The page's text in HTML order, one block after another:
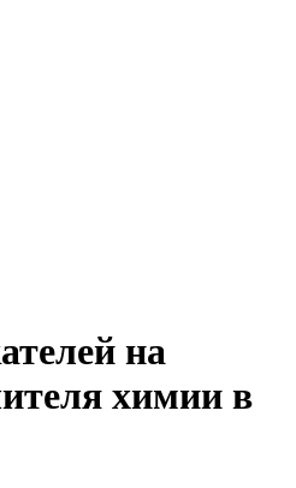
на
химии в